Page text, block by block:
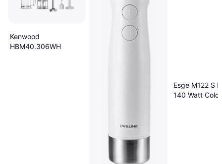
Kenwood
HBM40.306WH
Esge M122 S
140 Watt